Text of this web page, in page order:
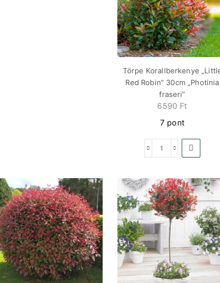
Törpe Korallberkenye
Red Robin” 30cm „Photinia
fraseri”
6590 Ft
7 pont